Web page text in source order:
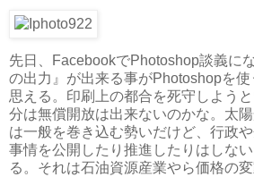
先日、FacebookでPhotoshop談義に
の出力』が出来る事がPhotoshopを使
思える。印刷上の都合を死守しよう
分は無償開放は出来ないのかな。太
は一般を巻き込む勢いだけど、行政
事情を公開したり推進したりはしな
る。それは石油資源産業やら価格の